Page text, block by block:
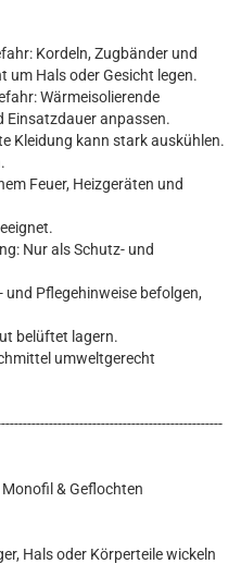
Kordeln, Zugbänder und
um Hals oder Gesicht legen.
Wärmeisolierende
Einsatzdauer anpassen.
Kleidung kann stark auskühlen.
Feuer, Heizgeräten und
Nur als Schutz- und
und Pflegehinweise befolgen,
belüftet lagern.
umweltgerecht
& Geflochten
Hals oder Körperteile wickeln